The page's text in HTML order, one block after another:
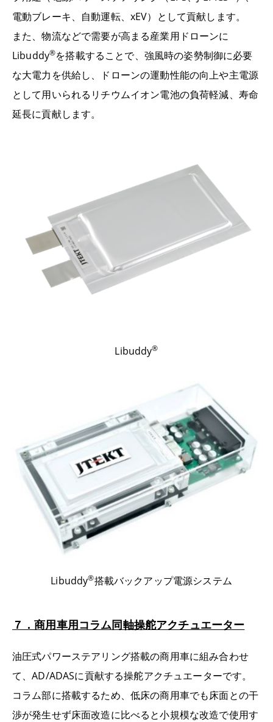
電動ブレーキ、自動運転、xEV）として貢献します。
また、物流などで需要が高まる産業用ドローンに
Libuddy®を搭載することで、強風時の姿勢制御に必要
な大電力を供給し、ドローンの運動性能の向上や主電源
として用いられるリチウムイオン電池の負荷軽減、寿命
延長に貢献します。
Libuddy®
Libuddy®搭載バックアップ電源システム
７．商用車用コラム同軸操舵アクチュエーター
油圧式パワーステアリング搭載の商用車に組み合わせ
て、AD/ADASに貢献する操舵アクチュエーターです。
コラム部に搭載するため、低床の商用車でも床面との干
渉が発生せず床面改造に比べると小規模な改造で使用す